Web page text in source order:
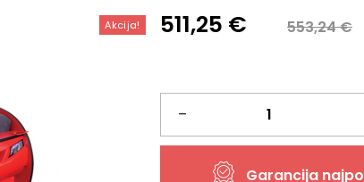
Akcija! 553,24€
Izvorna
je:
553,24 €.
511,25 €
Trenutna
511,25 €.
–
Dječji
krevet
Garancija